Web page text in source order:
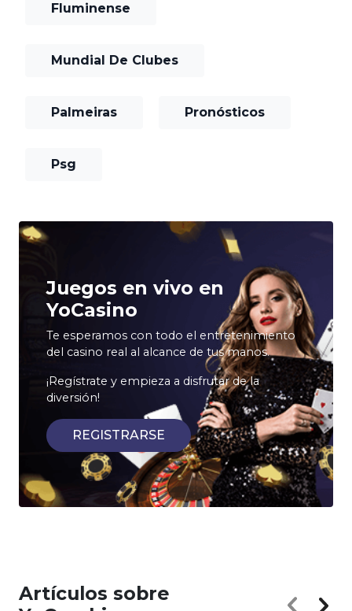
Fluminense
Mundial De Clubes
Palmeiras Pronósticos
Psg
Juegos en vivo en
YoCasino
Te esperamos con todo el entretenimiento
del casino real al alcance de tus manos.
¡Regístrate y empieza a disfrutar de la
diversión!
REGISTRARSE
Artículos sobre